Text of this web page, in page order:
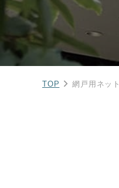
TOP 網戸用ネット